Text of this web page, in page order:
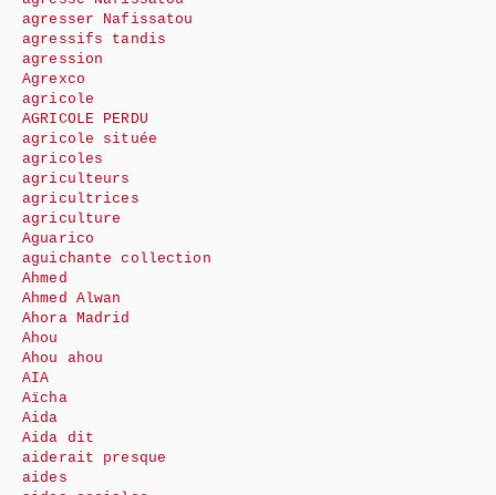
agresser Nafissatou
agressifs tandis
agression
Agrexco
agricole
AGRICOLE PERDU
agricole située
agricoles
agriculteurs
agricultrices
agriculture
Aguarico
aguichante collection
Ahmed
Ahmed Alwan
Ahora Madrid
Ahou
Ahou ahou
AIA
Aïcha
Aida
Aida dit
aiderait presque
aides